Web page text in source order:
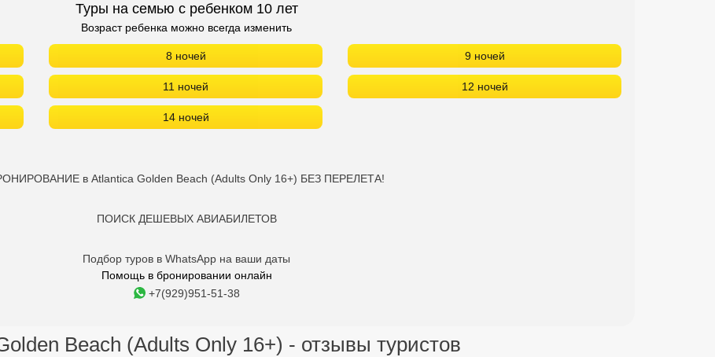
Туры на семью с ребенком 10 лет
Возраст ребенка можно всегда изменить
8 ночей 9 ночей
11 ночей 12 ночей
14 ночей
в Atlantica Golden Beach (Adults Only 16+) БЕЗ ПЕРЕЛЕТА!
ПОИСК ДЕШЕВЫХ АВИАБИЛЕТОВ
Подбор туров в WhatsApp на ваши даты
Помощь в бронировании онлайн
+7(929)951-51-38
Beach (Adults Only 16+) - отзывы туристов